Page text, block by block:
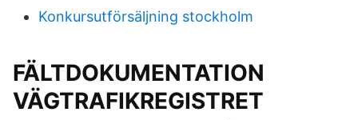
Konkursutförsäljning stockholm
FÄLTDOKUMENTATION
VÄGTRAFIKREGISTRET